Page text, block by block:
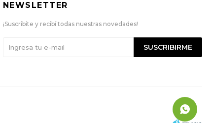
NEWSLETTER
¡Suscribite y recibí todas nuestras novedades!
SUSCRIBIRME